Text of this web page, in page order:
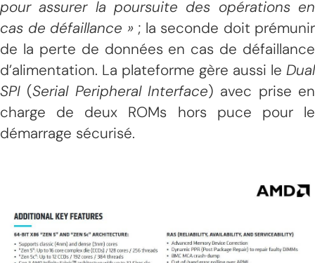
pour assurer la poursuite des opérations en
cas de défaillance »; la seconde doit prémunir
de la perte de données en cas de défaillance
d’alimentation. La plateforme gère aussi le Dual
SPI (Serial Peripheral Interface) avec prise en
charge de deux ROMs hors puce pour le
démarrage sécurisé.